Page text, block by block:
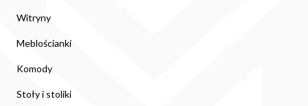
Witryny
Meblościanki
Komody
Stoły i stoliki